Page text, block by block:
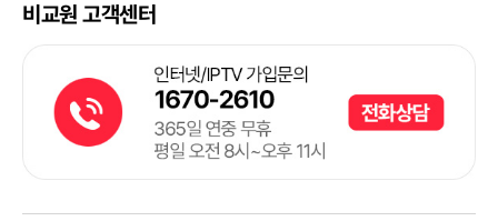
비교원 고객센터